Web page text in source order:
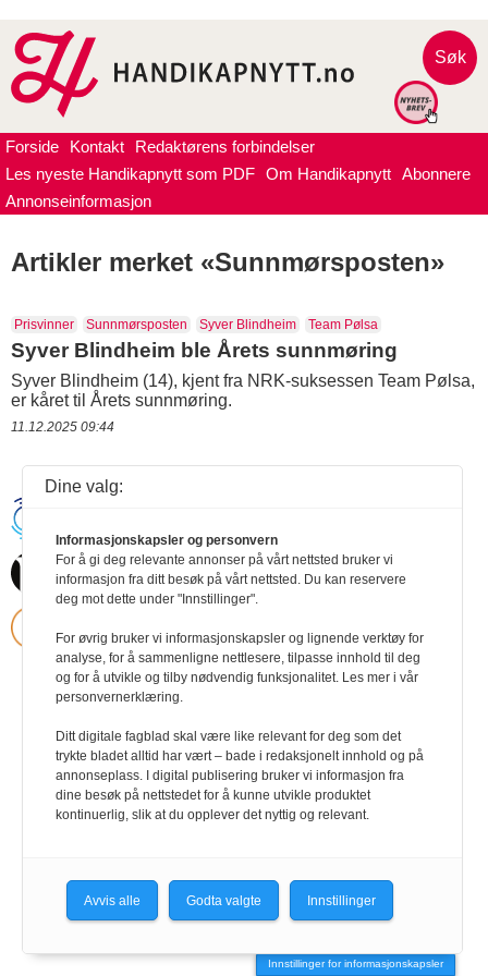
Søk
Forside Kontakt
Redaktørens forbindelser
Les nyeste Handikapnytt som PDF Om Handikapnytt Abonnere
Annonseinformasjon
Artikler merket «Sunnmørsposten»
Prisvinner Sunnmørsposten Syver Blindheim Team Pølsa
Syver Blindheim ble Årets sunnmøring
Syver Blindheim (14), kjent fra NRK-suksessen Team Pølsa,
er kåret til Årets sunnmøring.
11.12.2025 09:44
post@handikapnytt.no | Frontrunner
Publishing
Innstillinger for informasjonskapsler
Dine valg:
Informasjonskapsler og personvern
For å gi deg relevante annonser på vårt nettsted bruker vi
informasjon fra ditt besøk på vårt nettsted. Du kan reservere
deg mot dette under "Innstillinger".
For øvrig bruker vi informasjonskapsler og lignende verktøy for
analyse, for å sammenligne nettlesere, tilpasse innhold til deg
og for å utvikle og tilby nødvendig funksjonalitet. Les mer i vår
personvernerklæring.
Ditt digitale fagblad skal være like relevant for deg som det
trykte bladet alltid har vært – bade i redaksjonelt innhold og på
annonseplass. I digital publisering bruker vi informasjon fra
dine besøk på nettstedet for å kunne utvikle produktet
kontinuerlig, slik at du opplever det nyttig og relevant.
Avvis alle Godta valgte Innstillinger